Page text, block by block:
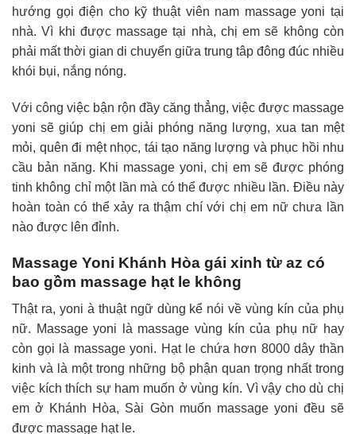
hướng gọi điện cho kỹ thuật viên nam massage yoni tại
nhà. Vì khi được massage tại nhà, chị em sẽ không còn
phải mất thời gian di chuyển giữa trung tâp đông đúc nhiều
khói bụi, nắng nóng.
Với công việc bận rộn đầy căng thẳng, việc được massage
yoni sẽ giúp chị em giải phóng năng lượng, xua tan mệt
mỏi, quên đi mệt nhọc, tái tạo năng lượng và phục hồi nhu
cầu bản năng. Khi massage yoni, chị em sẽ được phóng
tinh không chỉ một lần mà có thể được nhiều lần. Điều này
hoàn toàn có thể xảy ra thậm chí với chị em nữ chưa lần
nào được lên đỉnh.
Massage Yoni Khánh Hòa gái xinh từ az có
bao gồm massage hạt le không
Thật ra, yoni à thuật ngữ dùng kể nói về vùng kín của phụ
nữ. Massage yoni là massage vùng kín của phụ nữ hay
còn gọi là massage yoni. Hạt le chứa hơn 8000 dây thần
kinh và là một trong những bộ phận quan trọng nhất trong
việc kích thích sự ham muốn ở vùng kín. Vì vậy cho dù chị
em ở Khánh Hòa, Sài Gòn muốn massage yoni đều sẽ
được massage hạt le.